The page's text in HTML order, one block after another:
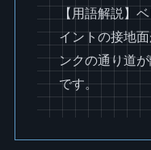
【用語解説】
イントの接地
ンクの通り道
です。